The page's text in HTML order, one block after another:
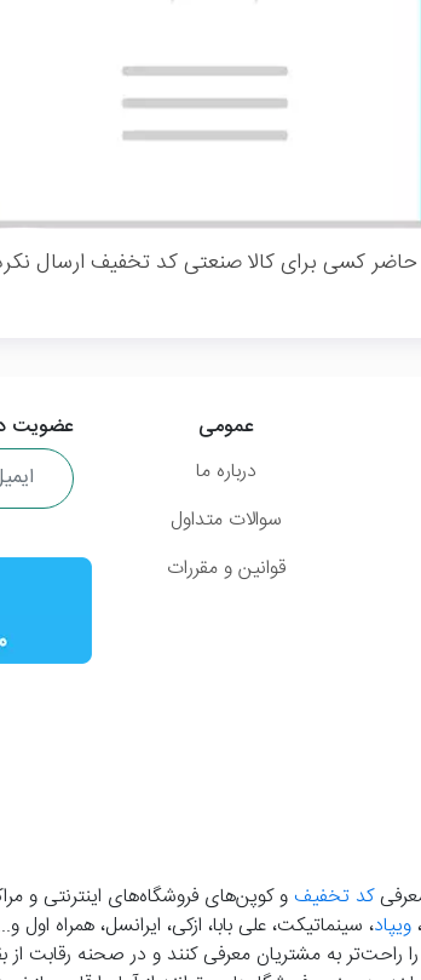
کسی برای کالا صنعتی کد تخفیف ارسال
عضویت
عمومی
درباره ما
سوالات متداول
قوانین و مقررات
کد تخفیفو کوپن‌های فروشگاه‌های اینترنتی و
، ویپاد، سینماتیکت، علی بابا، ازکی، ایرانسل، همراه
به مشتریان معرفی کنند و در صحنه رقابت از